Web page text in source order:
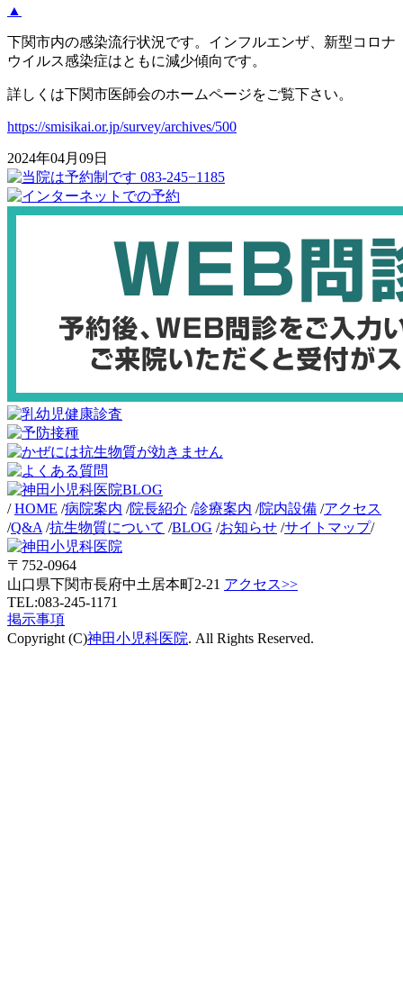
▲
下関市内の感染流行状況です。インフルエンザ、新型コロナ
ウイルス感染症はともに減少傾向です。
詳しくは下関市医師会のホームページをご覧下さい。
https://smisikai.or.jp/survey/archives/500
2024年04月09日
/HOME /病院案内 /院長紹介 /診療案内 /院内設備 /アクセス
/Q&A /抗生物質について /BLOG /お知らせ /サイトマップ/
〒752-0964
山口県下関市長府中土居本町2-21 アクセス>>
TEL:083-245-1171
掲示事項
Copyright (C)神田小児科医院. All Rights Reserved.